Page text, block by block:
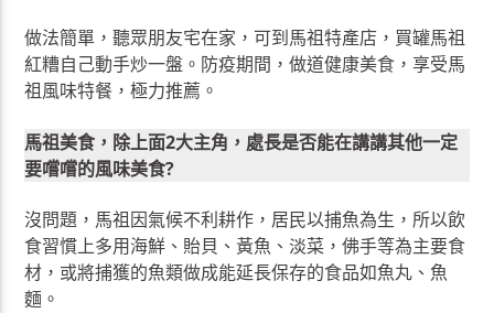
做法簡單，聽眾朋友宅在家，可到馬祖特產店，買罐馬祖
紅糟自己動手炒一盤。防疫期間，做道健康美食，享受馬
祖風味特餐，極力推薦。
馬祖美食，除上面2大主角，處長是否能在講講其他一定
要嚐嚐的風味美食?
沒問題，馬祖因氣候不利耕作，居民以捕魚為生，所以飲
食習慣上多用海鮮、貽貝、黃魚、淡菜，佛手等為主要食
材，或將捕獲的魚類做成能延長保存的食品如魚丸、魚
麵。